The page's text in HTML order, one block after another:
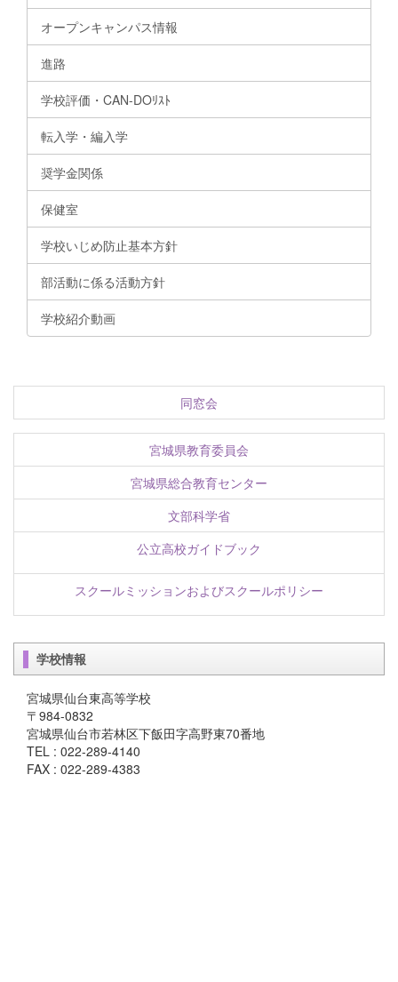
オープンキャンパス情報
進路
学校評価・CAN-DOﾘｽﾄ
転入学・編入学
奨学金関係
保健室
学校いじめ防止基本方針
部活動に係る活動方針
学校紹介動画
同窓会
宮城県教育委員会
宮城県総合教育センター
文部科学省
公立高校ガイドブック
スクールミッションおよびスクールポリシー
学校情報
宮城県仙台東高等学校
〒984-0832
宮城県仙台市若林区下飯田字高野東70番地
TEL : 022-289-4140
FAX : 022-289-4383